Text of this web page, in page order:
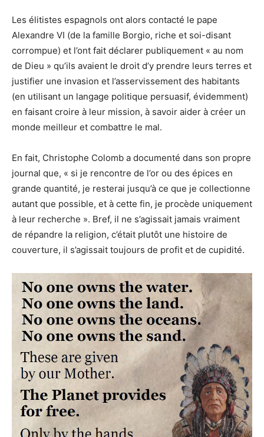
Les élitistes espagnols ont alors contacté le pape
Alexandre VI (de la famille Borgio, riche et soi-disant
corrompue) et l’ont fait déclarer publiquement « au nom
de Dieu » qu’ils avaient le droit d’y prendre leurs terres et
justifier une invasion et l’asservissement des habitants
(en utilisant un langage politique persuasif, évidemment)
en faisant croire à leur mission, à savoir aider à créer un
monde meilleur et combattre le mal.
En fait, Christophe Colomb a documenté dans son propre
journal que, « si je rencontre de l’or ou des épices en
grande quantité, je resterai jusqu’à ce que je collectionne
autant que possible, et à cette fin, je procède uniquement
à leur recherche ». Bref, il ne s’agissait jamais vraiment
de répandre la religion, c’était plutôt une histoire de
couverture, il s’agissait toujours de profit et de cupidité.